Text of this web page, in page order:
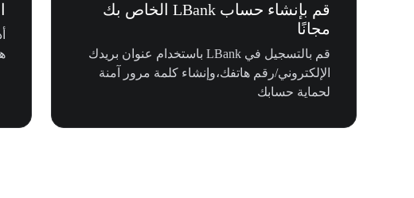
قم بإنشاء حساب LBank الخاص بك
مجانًا
قم بالتسجيل في LBank باستخدام عنوان بريدك
الإلكتروني/رقم هاتفك،وإنشاء كلمة مرور آمنة
لحماية حسابك